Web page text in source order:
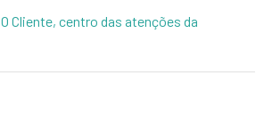
O Cliente, centro das atenções da